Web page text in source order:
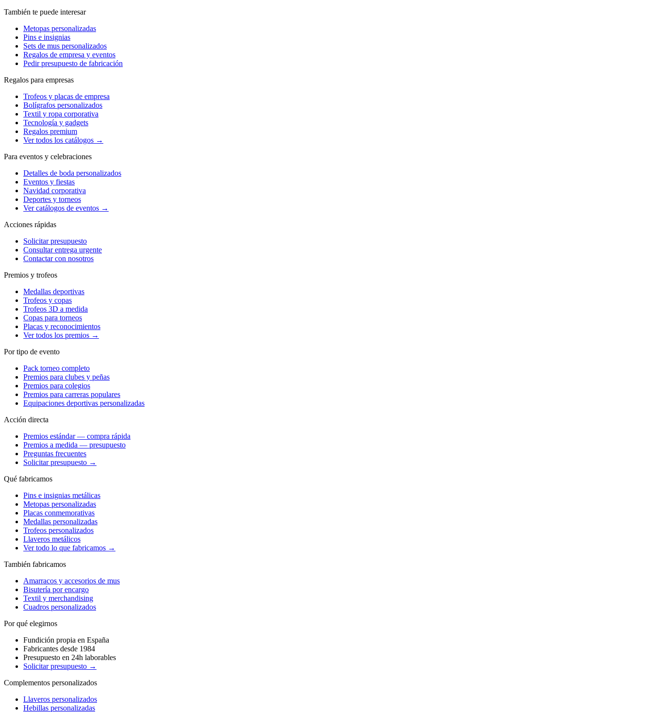
También te puede interesar
Metopas personalizadas
Pins e insignias
Sets de mus personalizados
Regalos de empresa y eventos
Pedir presupuesto de fabricación
Regalos para empresas
Trofeos y placas de empresa
Bolígrafos personalizados
Textil y ropa corporativa
Tecnología y gadgets
Regalos premium
Ver todos los catálogos →
Para eventos y celebraciones
Detalles de boda personalizados
Eventos y fiestas
Navidad corporativa
Deportes y torneos
Ver catálogos de eventos →
Acciones rápidas
Solicitar presupuesto
Consultar entrega urgente
Contactar con nosotros
Premios y trofeos
Medallas deportivas
Trofeos y copas
Trofeos 3D a medida
Copas para torneos
Placas y reconocimientos
Ver todos los premios →
Por tipo de evento
Pack torneo completo
Premios para clubes y peñas
Premios para colegios
Premios para carreras populares
Equipaciones deportivas personalizadas
Acción directa
Premios estándar — compra rápida
Premios a medida — presupuesto
Preguntas frecuentes
Solicitar presupuesto →
Qué fabricamos
Pins e insignias metálicas
Metopas personalizadas
Placas conmemorativas
Medallas personalizadas
Trofeos personalizados
Llaveros metálicos
Ver todo lo que fabricamos →
También fabricamos
Amarracos y accesorios de mus
Bisutería por encargo
Textil y merchandising
Cuadros personalizados
Por qué elegirnos
Fundición propia en España
Fabricantes desde 1984
Presupuesto en 24h laborables
Solicitar presupuesto →
Complementos personalizados
Llaveros personalizados
Hebillas personalizadas